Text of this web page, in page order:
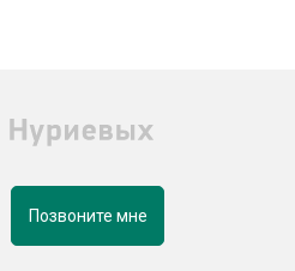
Позвоните мне